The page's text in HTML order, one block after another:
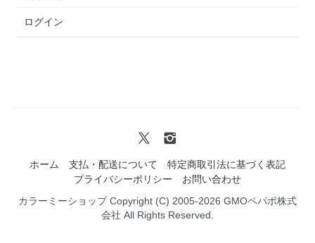
ログイン
ホーム 支払・配送について
特定商取引法に基づく表記
プライバシーポリシー
お問い合わせ
カラーミーショップCopyright (C) 2005-2026 GMOペパボ株式
会社 All Rights Reserved.